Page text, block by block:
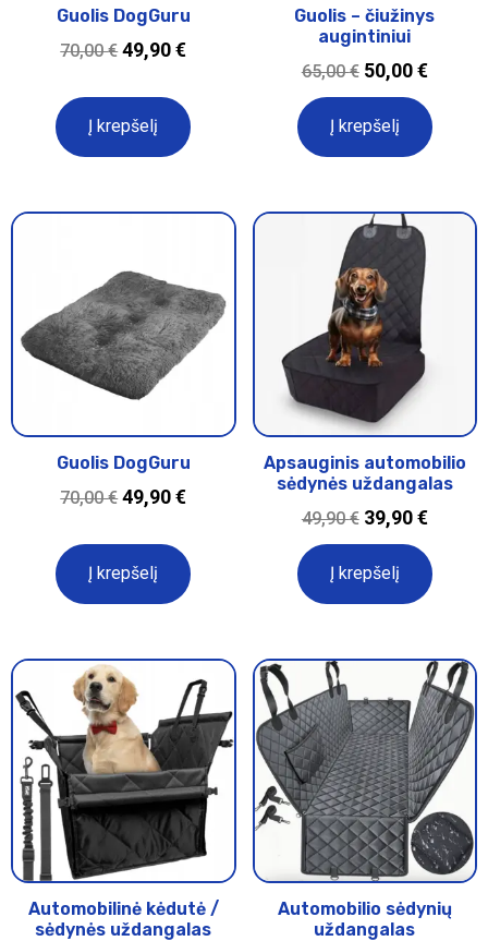
Guolis DogGuru
70,00€ 49,90€
Į krepšelį
Guolis – čiužinys
augintiniui
65,00€ 50,00€
Į krepšelį
Guolis DogGuru
70,00€ 49,90€
Į krepšelį
Apsauginis automobilio
sėdynės uždangalas
49,90€ 39,90€
Į krepšelį
Automobilinė kėdutė /
sėdynės uždangalas
Automobilio sėdynių
uždangalas